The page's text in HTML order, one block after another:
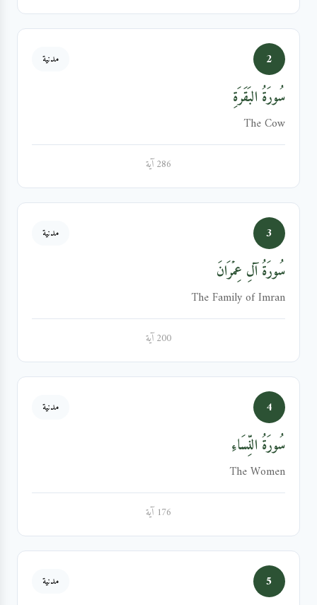
2 مدنية
سُورَةُ البَقَرَةِ
The Cow
286 آية
3 مدنية
سُورَةُ آلِ عِمۡرَانَ
The Family of Imran
200 آية
4 مدنية
سُورَةُ النِّسَاءِ
The Women
176 آية
5 مدنية